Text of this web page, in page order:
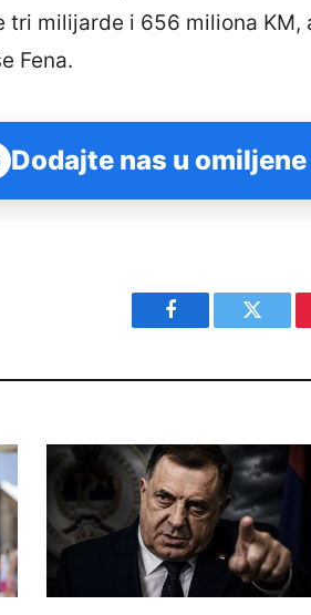
tri milijarde i 656 miliona
Fena.
Dodajte nas u
Facebook Twitter